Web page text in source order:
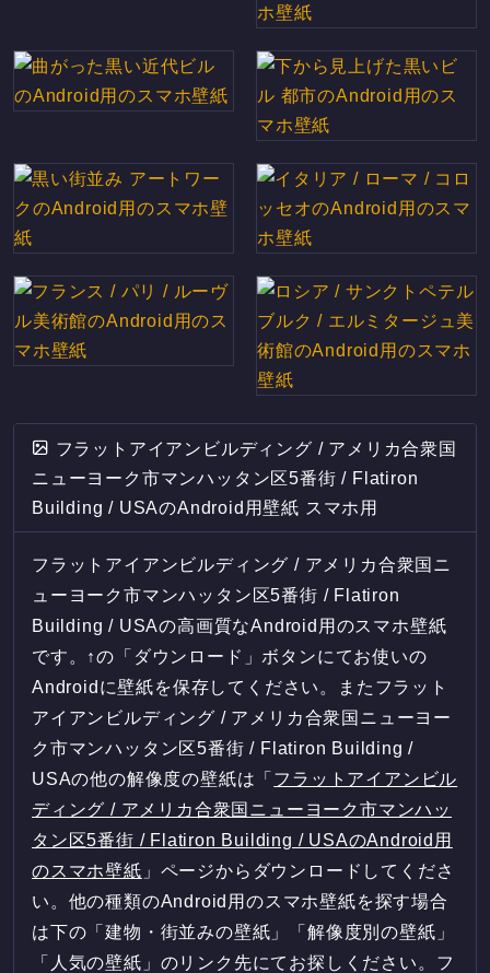
フラットアイアンビルディング / アメリカ合衆国
ニューヨーク市マンハッタン区5番街 / Flatiron
Building / USAのAndroid用壁紙 スマホ用
フラットアイアンビルディング / アメリカ合衆国ニ
ューヨーク市マンハッタン区5番街 / Flatiron
Building / USAの高画質なAndroid用のスマホ壁紙
です。↑の「ダウンロード」ボタンにてお使いの
Androidに壁紙を保存してください。またフラット
アイアンビルディング / アメリカ合衆国ニューヨー
ク市マンハッタン区5番街 / Flatiron Building /
USAの他の解像度の壁紙は「 フラットアイアンビル
ディング / アメリカ合衆国ニューヨーク市マンハッ
タン区5番街 / Flatiron Building / USAのAndroid用
のスマホ壁紙 」ページからダウンロードしてくださ
い。他の種類のAndroid用のスマホ壁紙を探す場合
は下の「建物・街並みの壁紙」「解像度別の壁紙」
「人気の壁紙」のリンク先にてお探しください。フ